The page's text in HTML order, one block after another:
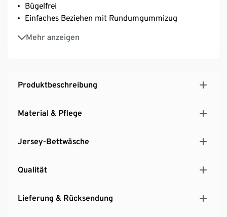
Bügelfrei
Einfaches Beziehen mit Rundumgummizug
Mehr anzeigen
Geeignet für Matratzen mit einer Höhe von bis zu
Produktbeschreibung
Material & Pflege
Jersey-Bettwäsche
Qualität
Lieferung & Rücksendung